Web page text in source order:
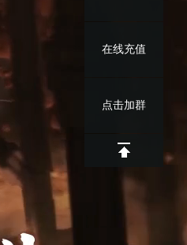
在线充值
点击加群